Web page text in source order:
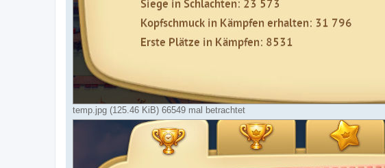
temp.jpg (125.46 KiB) 66549 mal betrachtet